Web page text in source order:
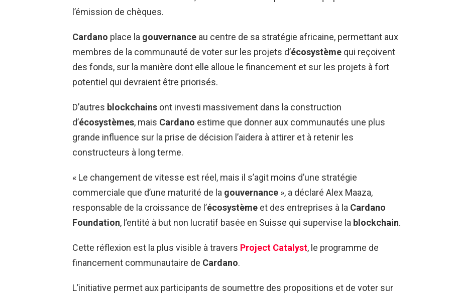
l’émission de chèques.
Cardano place la gouvernance au centre de sa stratégie africaine, permettant aux
membres de la communauté de voter sur les projets d’écosystème qui reçoivent
des fonds, sur la manière dont elle alloue le financement et sur les projets à fort
potentiel qui devraient être priorisés.
D’autres blockchains ont investi massivement dans la construction
d’écosystèmes, mais Cardano estime que donner aux communautés une plus
grande influence sur la prise de décision l’aidera à attirer et à retenir les
constructeurs à long terme.
« Le changement de vitesse est réel, mais il s’agit moins d’une stratégie
commerciale que d’une maturité de la gouvernance », a déclaré Alex Maaza,
responsable de la croissance de l’écosystème et des entreprises à la Cardano
Foundation, l’entité à but non lucratif basée en Suisse qui supervise la blockchain.
Cette réflexion est la plus visible à travers Project Catalyst, le programme de
financement communautaire de Cardano.
L’initiative permet aux participants de soumettre des propositions et de voter sur